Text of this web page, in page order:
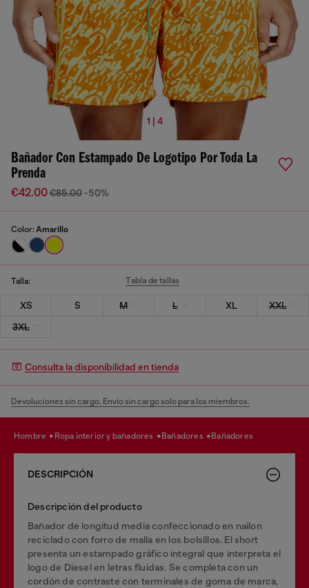
1 | 4
Bañador Con Estampado De Logotipo Por Toda La
Prenda
€42.00€85.00 -50%
Color: Amarillo
Talla: Tabla de tallas
XS S M L XL
XXL
3XL
Consulta la disponibilidad en tienda
Devoluciones sin cargo. Envío sin cargo solo para los miembros.
hombre ropa interior y bañadores bañadores bañadores
DESCRIPCIÓN
Descripción del producto
Bañador de longitud media confeccionado en nailon
reciclado con forro de malla en los bolsillos. El short
presenta un estampado gráfico integral que interpreta el
logo de Diesel en letras fluidas. Se completa con un
cordón de contraste con terminales de goma de marca,